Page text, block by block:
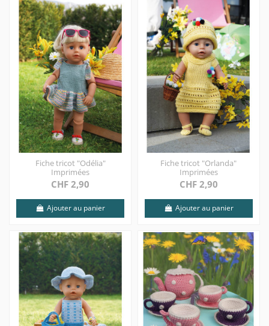
Fiche tricot "Odélia"
Imprimées
CHF 2,90
Ajouter au panier
Fiche tricot "Orlanda"
Imprimées
CHF 2,90
Ajouter au panier